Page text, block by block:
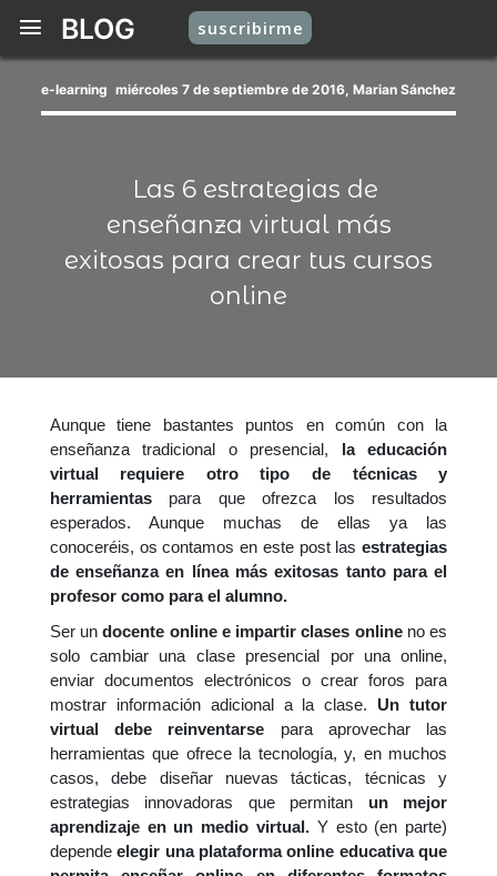
BLOG suscribirme
e-learning miércoles 7 de septiembre de 2016, Marian Sánchez
Las 6 estrategias de
enseñanza virtual más
exitosas para crear tus cursos
online
Aunque tiene bastantes puntos en común con la
enseñanza tradicional o presencial, la educación
virtual requiere otro tipo de técnicas
y
herramientaspara que ofrezca los resultados
esperados. Aunque muchas de ellas ya las
conoceréis, os contamos en este post lasestrategias
de enseñanza en línea más exitosas tanto para el
profesor como para el alumno.
Ser undocente online e impartir clases onlineno es
solo cambiar una clase presencial por una online,
enviar documentos electrónicos o crear foros para
mostrar información adicional a la clase. Un tutor
virtual debe reinventarse para aprovechar las
herramientas que ofrece la tecnología, y, en muchos
casos, debe diseñar nuevas tácticas, técnicas y
estrategias innovadoras que permitan un mejor
aprendizaje en un medio virtual. Y esto (en parte)
dependeelegir una plataforma online educativa que